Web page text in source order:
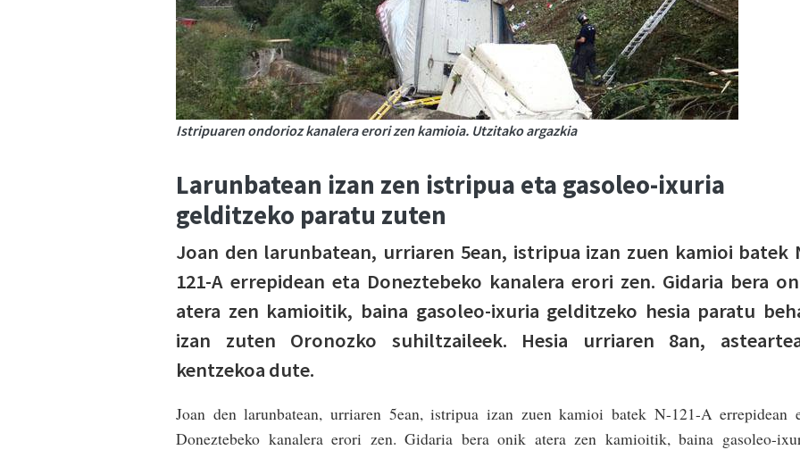
Istripuaren ondorioz kanalera erori zen kamioia. Utzitako argazkia
Larunbatean izan zen istripua eta gasoleo-ixuria
gelditzeko paratu zuten
Joan den larunbatean, urriaren 5ean, istripua izan zuen kamioi batek
121-A errepidean eta Doneztebeko kanalera erori zen. Gidaria bera
atera zen kamioitik, baina gasoleo-ixuria gelditzeko hesia paratu
izan zuten Oronozko suhiltzaileek. Hesia urriaren 8an,
kentzekoa dute.
Joan den larunbatean, urriaren 5ean, istripua izan zuen kamioi batek N-121-A errepidean
Doneztebeko kanalera erori zen. Gidaria bera onik atera zen kamioitik, baina gasoleo-